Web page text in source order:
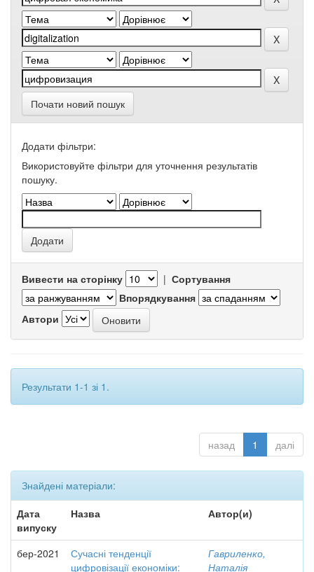
Почати новий пошук
Додати фільтри:
Використовуйте фільтри для уточнення результатів
пошуку.
Вивести на сторінку | Сортування
Впорядкування
Автори
Результати 1-1 зі 1.
назад 1 далі
Знайдені матеріали:
Дата
випуску
Назва Автор(и)
бер-2021
Сучасні тенденції
цифровізації економіки:
Гавриленко,
Наталія